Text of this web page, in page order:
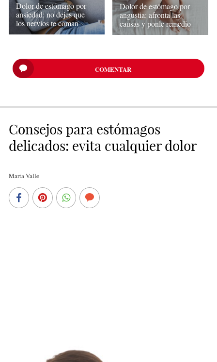
Dolor de estómago por
ansiedad: no dejes que
los nervios te coman
Dolor de estómago por
angustia: afronta las
causas y ponle remedio
COMENTAR
Consejos para estómagos
delicados: evita cualquier dolor
Marta Valle